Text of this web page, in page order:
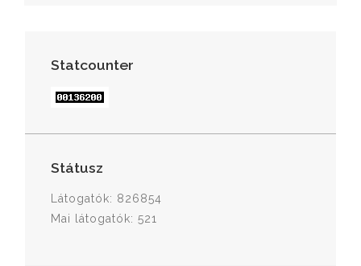
Statcounter
Státusz
Látogatók: 826854
Mai látogatók: 521